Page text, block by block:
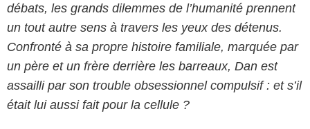
débats, les grands dilemmes de l’humanité prennent
un tout autre sens à travers les yeux des détenus.
Confronté à sa propre histoire familiale, marquée par
un père et un frère derrière les barreaux, Dan est
assailli par son trouble obsessionnel compulsif : et s’il
était lui aussi fait pour la cellule ?